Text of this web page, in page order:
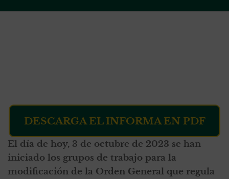
DESCARGA EL INFORMA EN PDF
El día de hoy, 3 de octubre de 2023 se han
iniciado los grupos de trabajo para la
modificación de la Orden General que regula